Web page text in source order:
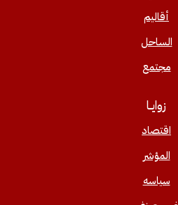
أقاليم
الساحل
مجتمع
زوايــا
اقتصاد
المؤشر
سياسه